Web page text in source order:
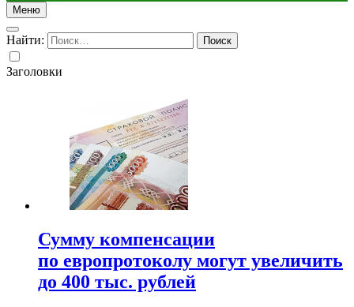
Меню
Найти:
Заголовки
Сумму компенсации
по европротоколу могут увеличить
до 400 тыс. рублей